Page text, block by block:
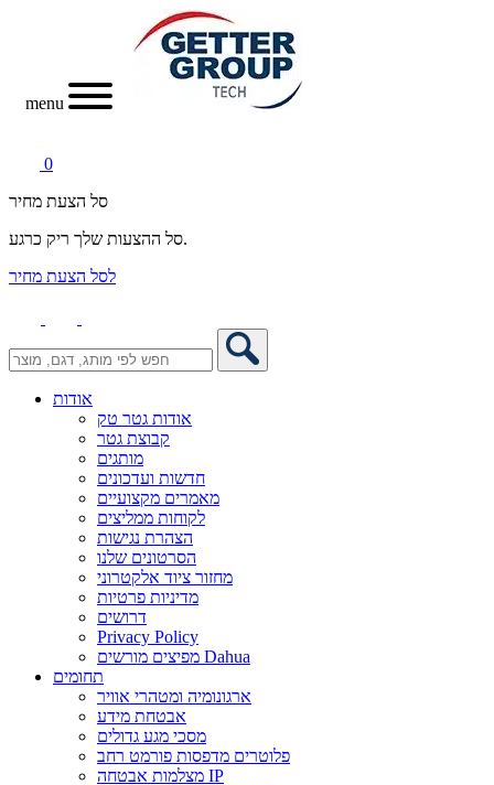
menu
0
סל הצעת מחיר
סל ההצעות שלך ריק כרגע.
לסל הצעת מחיר
אודות
אודות גטר טק
קבוצת גטר
מותגים
חדשות ועדכונים
מאמרים מקצועיים
לקוחות ממליצים
הצהרת נגישות
הסרטונים שלנו
מחזור ציוד אלקטרוני
מדיניות פרטיות
דרושים
Privacy Policy
מפיצים מורשים Dahua
תחומים
ארגונומיה ומטהרי אוויר
אבטחת מידע
מסכי מגע גדולים
פלוטרים מדפסות פורמט רחב
מצלמות אבטחה IP